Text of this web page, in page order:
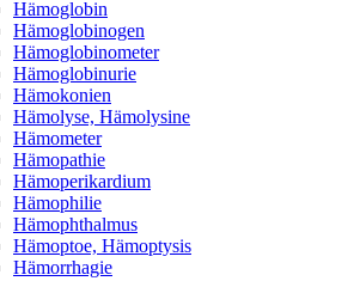
Hämoglobin
Hämoglobinogen
Hämoglobinometer
Hämoglobinurie
Hämokonien
Hämolyse, Hämolysine
Hämometer
Hämopathie
Hämoperikardium
Hämophilie
Hämophthalmus
Hämoptoe, Hämoptysis
Hämorrhagie